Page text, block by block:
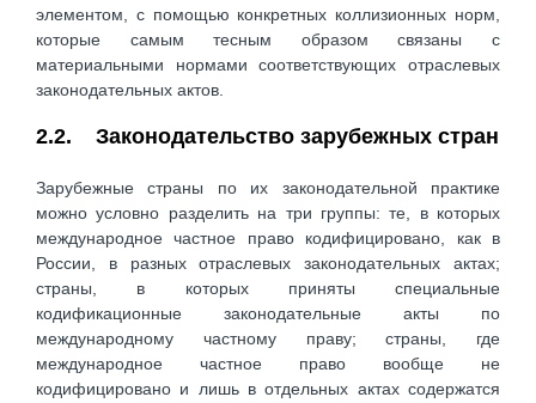
элементом, с помощью конкретных коллизионных норм,
которые самым тесным образом связаны с
материальными нормами соответствующих отраслевых
законодательных актов.
2.2. Законодательство зарубежных стран
Зарубежные страны по их законодательной практике
можно условно разделить на три группы: те, в которых
международное частное право кодифицировано, как в
России, в разных отраслевых законодательных актах;
страны, в которых приняты специальные
кодификационные законодательные акты по
международному частному праву; страны, где
международное частное право вообще не
кодифицировано и лишь в отдельных актах содержатся